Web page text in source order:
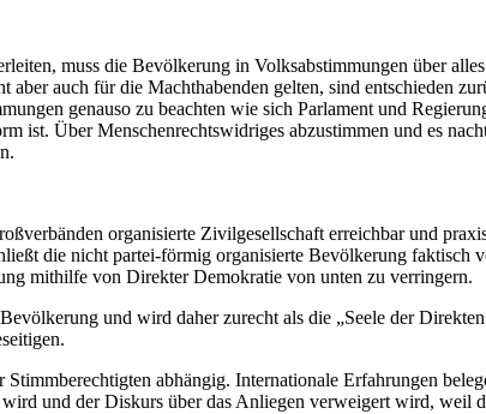
muss die Bevölkerung in Volksabstimmungen über
auch für die Machthabenden gelten, sind entschieden
genauso zu beachten wie sich Parlament und
ist. Über Menschenrechtswidriges abzustimmen und es
organisierte Zivilgesellschaft erreichbar und
die nicht partei-förmig organisierte Bevölkerung faktisch
mithilfe von Direkter Demokratie von unten zu verringern.
und wird daher zurecht als die „Seele der
abhängig. Internationale Erfahrungen
und der Diskurs über das Anliegen verweigert wird, weil